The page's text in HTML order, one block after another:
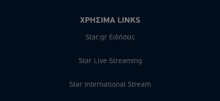
ΧΡΗΣΙΜΑ LINKS
Star.gr Ειδήσεις
Star Live Streaming
Star International Stream